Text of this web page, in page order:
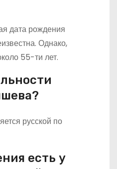
дата рождения
Однако,
55-ти лет.
русской по
есть у